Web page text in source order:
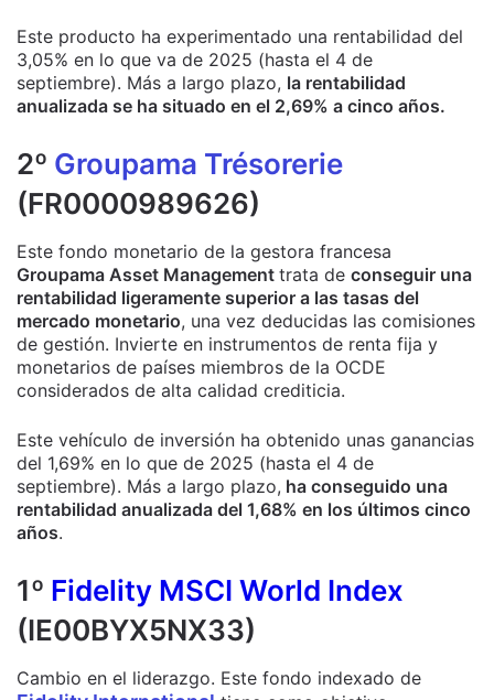
Este producto ha experimentado una rentabilidad del
3,05% en lo que va de 2025 (hasta el 4 de
septiembre). Más a largo plazo, la rentabilidad
anualizada se ha situado en el 2,69% a cinco años.
2º Groupama Trésorerie
(FR0000989626)
Este fondo monetario de la gestora francesa
Groupama Asset Management trata de conseguir una
rentabilidad ligeramente superior a las tasas del
mercado monetario, una vez deducidas las comisiones
de gestión. Invierte en instrumentos de renta fija y
monetarios de países miembros de la OCDE
considerados de alta calidad crediticia.
Este vehículo de inversión ha obtenido unas ganancias
del 1,69% en lo que de 2025 (hasta el 4 de
septiembre). Más a largo plazo, ha conseguido una
rentabilidad anualizada del 1,68% en los últimos cinco
años.
1º Fidelity MSCI World Index
(IE00BYX5NX33)
Cambio en el liderazgo. Este fondo indexado de